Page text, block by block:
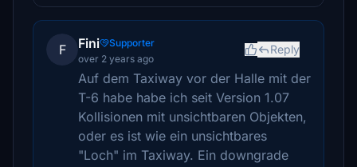
F Fini
Supporter
over 2 years ago
Reply
Auf dem Taxiway vor der Halle mit der
T-6 habe habe ich seit Version 1.07
Kollisionen mit unsichtbaren Objekten,
oder es ist wie ein unsichtbares
"Loch" im Taxiway. Ein downgrade